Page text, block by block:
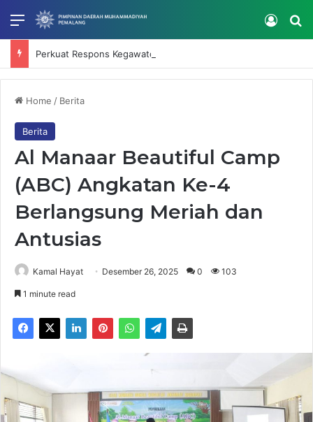
Menu Log In
Home / Berita
Berita
Al Manaar Beautiful Camp
(ABC) Angkatan Ke-4
Berlangsung Meriah dan
Antusias
Kamal Hayat Desember 26, 2025 0 103
1 minute read